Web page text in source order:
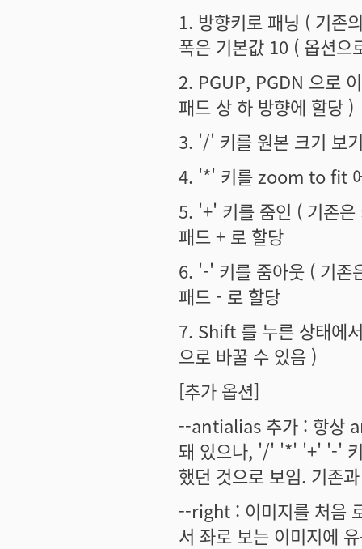
1. 방향키로 패닝 ( 기존
폭은 기본값 10 ( 옵션으
2. PGUP, PGDN 으로
패드 상 하 방향에 할당 )
3. '/' 키를 원본 크기 보
4. '*' 키를 zoom to fit
5. '+' 키를 줌인 ( 기존
패드 + 로 할당
6. '-' 키를 줌아웃 ( 기존
패드 - 로 할당
7. Shift 를 누른 상태에
으로 바꿀 수 있음 )
[추가 옵션]
--antialias 추가 : 항상
돼 있으나, '/' '*' '+' '-' 키
했던 것으로 보임. 기존
--right : 이미지를 처음
서 좌로 보는 이미지에